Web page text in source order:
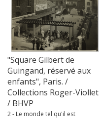
"Square Gilbert de
Guingand, réservé aux
enfants", Paris. /
Collections Roger-Viollet
/ BHVP
2 - Le monde tel qu'il est